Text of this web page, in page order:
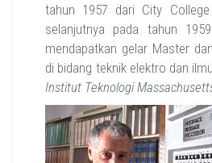
tahun 1957 dari City
selanjutnya pada tahun
mendapatkan gelar Master
di bidang teknik elektro dan
Institut Teknologi